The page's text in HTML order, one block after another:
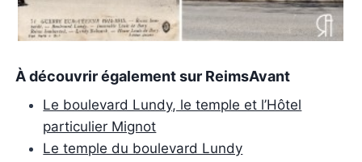
À découvrir également sur ReimsAvant
Le boulevard Lundy, le temple et l’Hôtel
particulier Mignot
Le temple du boulevard Lundy